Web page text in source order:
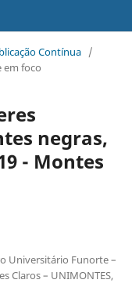
Contínua /
em foco
negras,
- Montes
Universitário Funorte –
Claros – UNIMONTES,